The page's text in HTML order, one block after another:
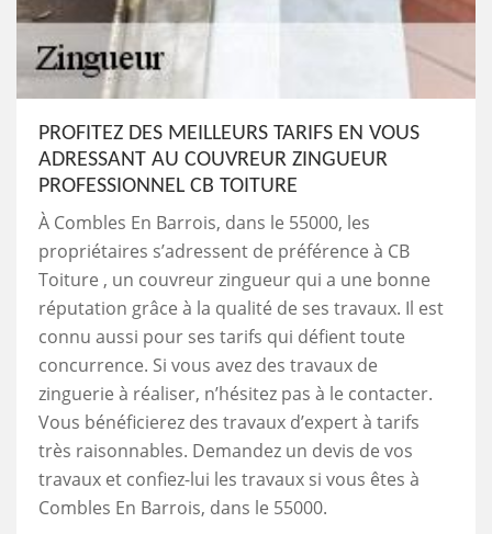
PROFITEZ DES MEILLEURS TARIFS EN VOUS
ADRESSANT AU COUVREUR ZINGUEUR
PROFESSIONNEL CB TOITURE
À Combles En Barrois, dans le 55000, les
propriétaires s’adressent de préférence à CB
Toiture , un couvreur zingueur qui a une bonne
réputation grâce à la qualité de ses travaux. Il est
connu aussi pour ses tarifs qui défient toute
concurrence. Si vous avez des travaux de
zinguerie à réaliser, n’hésitez pas à le contacter.
Vous bénéficierez des travaux d’expert à tarifs
très raisonnables. Demandez un devis de vos
travaux et confiez-lui les travaux si vous êtes à
Combles En Barrois, dans le 55000.